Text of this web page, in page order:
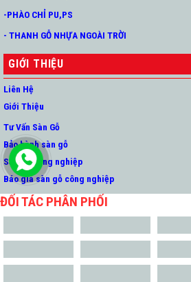
-PHÀO CHỈ PU,PS
- THANH GỖ NHỰA NGOÀI TRỜI
GIỚI THIỆU
Liên Hệ
Giới Thiệu
Tư Vấn Sàn Gỗ
Bảo hành sàn gỗ
Sàn gỗ công nghiệp
Báo giá sàn gỗ công nghiệp
ĐỐI TÁC PHÂN PHỐI